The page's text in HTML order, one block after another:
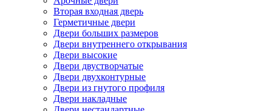
Вторая входная дверь
Герметичные двери
Двери больших размеров
Двери внутреннего открывания
Двери высокие
Двери двустворчатые
Двери двухконтурные
Двери из гнутого профиля
Двери накладные